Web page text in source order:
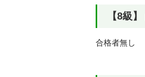
【8級】
合格者無し